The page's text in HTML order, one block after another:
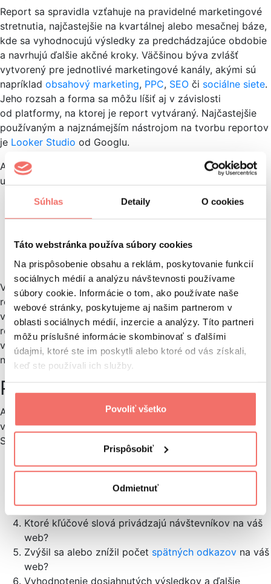
Súhlas Detaily O cookies
Táto webstránka používa súbory cookies
Na prispôsobenie obsahu a reklám, poskytovanie funkcií
sociálnych médií a analýzu návštevnosti používame
súbory cookie. Informácie o tom, ako používate naše
webové stránky, poskytujeme aj našim partnerom v
oblasti sociálnych médií, inzercie a analýzy. Títo partneri
môžu príslušné informácie skombinovať s ďalšími
údajmi, ktoré ste im poskytli alebo ktoré od vás získali,
keď ste používali ich služby.
Povoliť všetko
Prispôsobiť
Odmietnuť
Report sa spravidla vzťahuje na pravidelné marketingové
stretnutia, najčastejšie na kvartálnej alebo mesačnej báze,
kde sa vyhodnocujú výsledky za predchádzajúce obdobie
a navrhujú ďalšie akčné kroky. Väčšinou býva zvlášť
vytvorený pre jednotlivé marketingové kanály, akými sú
napríklad obsahový marketing, PPC, SEO či sociálne siete.
Jeho rozsah a forma sa môžu líšiť aj v závislosti
od platformy, na ktorej je report vytváraný. Najčastejšie
používaným a najznámejším nástrojom na tvorbu reportov
je Looker Studio od Googlu.
Avšak, bez ohľadu na jeho konkrétnu podobu, report nám
umožňuje:
Zhodnotiť náklady na marketing a ich alokáciu.
Zosúladiť marketingový a obchodný tím.
Zistiť, ktoré marketingové kanály sú najvýkonnejšie.
Identifikovať oblasti na zlepšenie.
V každom marketingovom reporte by malo byť uvedené
reportovacie obdobie, relevantné dáta a zhrnutie
výsledkov s ďalšími navrhovanými krokmi. Pri vytváraní
reportu je dôležité mať na pamäti, že nemusí obsahovať
všetky dostupné dáta, ale mal by sa zamerať na tie
najdôležitejšie a kľúčové informácie.
Príklad
Aby sme to lepšie ilustrovali, uvedieme príklad toho, čo
všetko by malo byť obsiahnuté v pravidelnom mesačnom
SEO reporte:
Aké aktivity sa počas mesiaca vykonávali?
Z ktorých krajín pochádzajú vaši návštevníci?
Ktoré kľúčové slová privádzajú návštevníkov na váš
web?
Zvýšil sa alebo znížil počet spätných odkazov na váš
web?
Vyhodnotenie dosiahnutých výsledkov a ďalšie